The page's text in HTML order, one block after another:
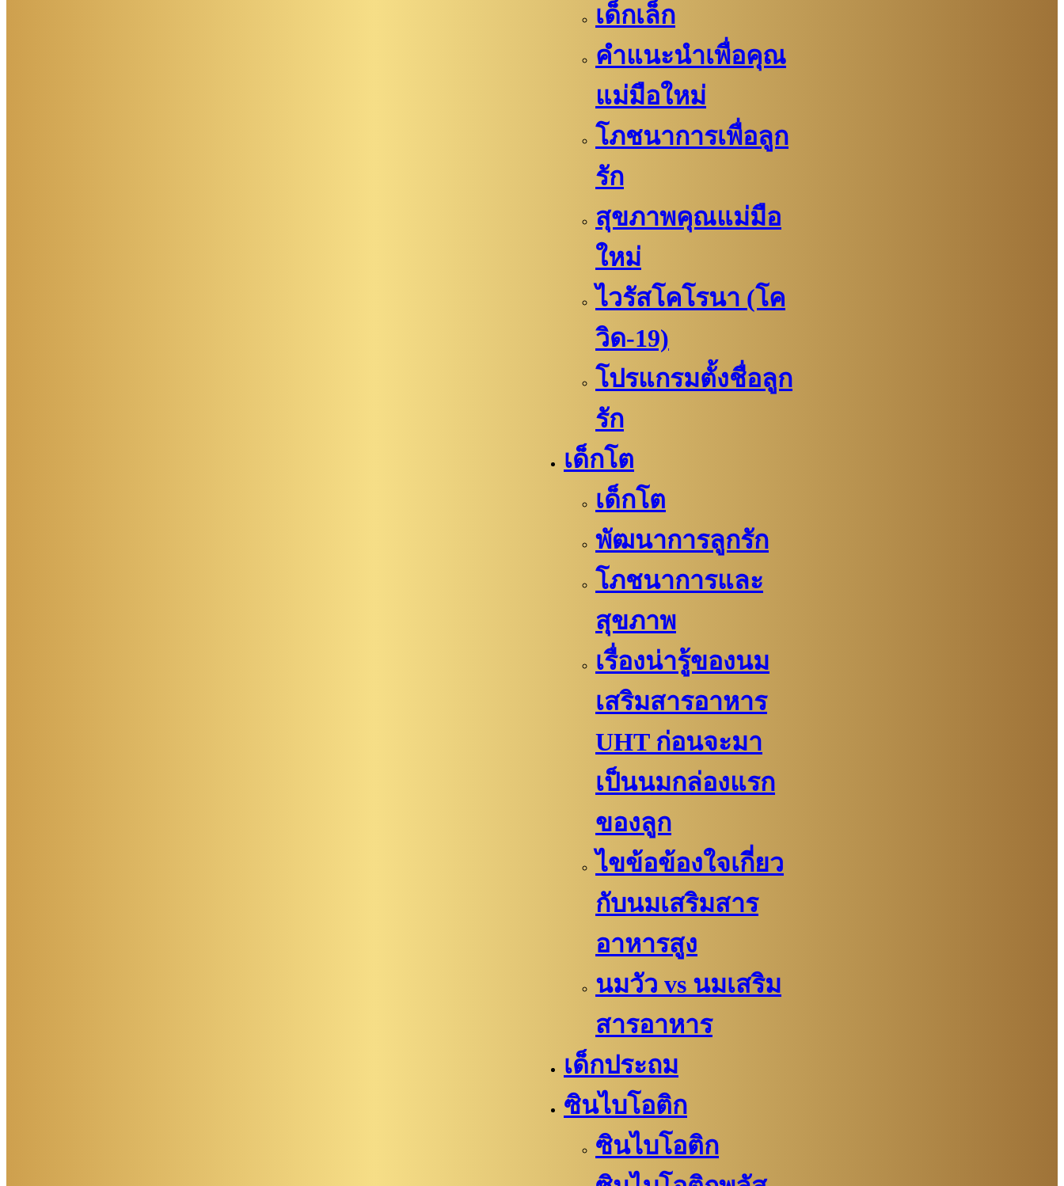
เด็กเล็ก
คำแนะนำเพื่อคุณ
แม่มือใหม่
โภชนาการเพื่อลูก
รัก
สุขภาพคุณแม่มือ
ใหม่
ไวรัสโคโรนา (โค
วิด-19)
โปรแกรมตั้งชื่อลูก
รัก
เด็กโต
เด็กโต
พัฒนาการลูกรัก
โภชนาการและ
สุขภาพ
เรื่องน่ารู้ของนม
เสริมสารอาหาร
UHT ก่อนจะมา
เป็นนมกล่องแรก
ของลูก
ไขข้อข้องใจเกี่ยว
กับนมเสริมสาร
อาหารสูง
นมวัว vs นมเสริม
สารอาหาร
เด็กประถม
ซินไบโอติก
ซินไบโอติก